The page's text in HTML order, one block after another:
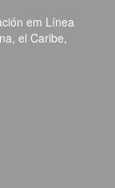
em Línea
el Caribe,